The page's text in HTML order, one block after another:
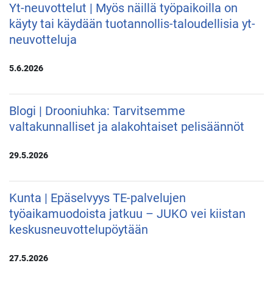
Yt-neuvottelut | Myös näillä työpaikoilla on
käyty tai käydään tuotannollis-taloudellisia yt-
neuvotteluja
5.6.2026
Blogi | Drooniuhka: Tarvitsemme
valtakunnalliset ja alakohtaiset pelisäännöt
29.5.2026
Kunta | Epäselvyys TE-palvelujen
työaikamuodoista jatkuu – JUKO vei kiistan
keskusneuvottelupöytään
27.5.2026